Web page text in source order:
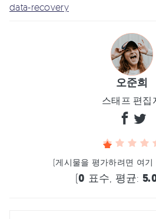
data-recovery
오준희
스태프 편집
(게시물을 평가하려면 여기
(0 표수, 평균: